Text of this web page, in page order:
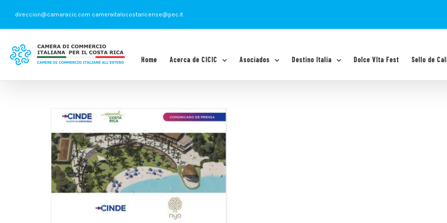
contenido
direccion@camaracic.com cameraitalocostaricense@pec.it
Home Acerca de CICIC Asociados Destino Italia Dolce VIta Fest Sello de